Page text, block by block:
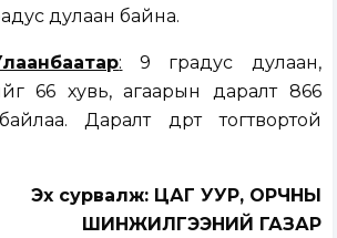
дулаан байна.
: 9 градус дулаан,
66 хувь, агаарын даралт 866
Даралт өдөртөө тогтвортой
Эх сурвалж: ЦАГ УУР, ОРЧНЫ
ШИНЖИЛГЭЭНИЙ ГАЗАР